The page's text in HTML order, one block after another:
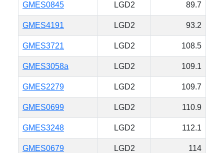
GMES0845 LGD2 89.7
GMES4191 LGD2 93.2
GMES3721 LGD2 108.5
GMES3058a LGD2 109.1
GMES2279 LGD2 109.7
GMES0699 LGD2 110.9
GMES3248 LGD2 112.1
GMES0679 LGD2 114